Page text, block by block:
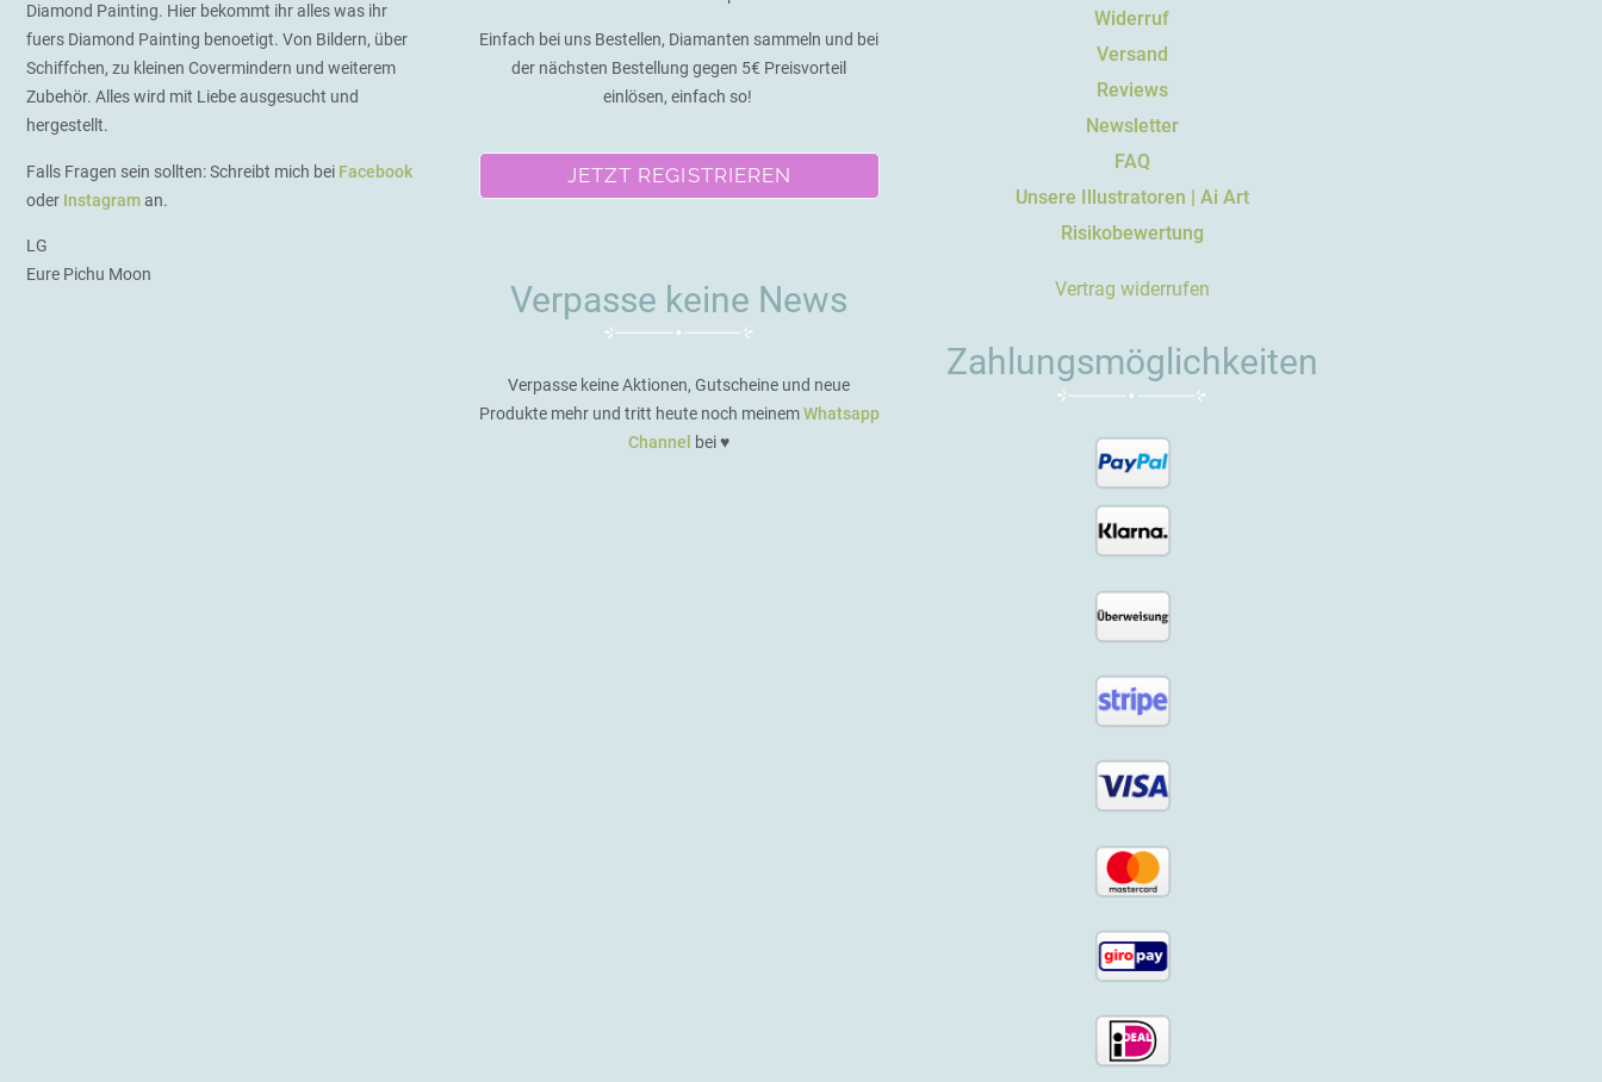
Diamond Painting. Hier bekommt ihr alles was ihr
fuers Diamond Painting benoetigt. Von Bildern, über
Schiffchen, zu kleinen Covermindern und weiterem
Zubehör. Alles wird mit Liebe ausgesucht und
hergestellt.
Falls Fragen sein sollten: Schreibt mich bei Facebook
oder Instagraman.
LG
Eure Pichu Moon
Einfach bei uns Bestellen, Diamanten sammeln und bei
der nächsten Bestellung gegen 5€ Preisvorteil
einlösen, einfach so!
JETZT REGISTRIEREN
Verpasse keine News
Verpasse keine Aktionen, Gutscheine und neue
Produkte mehr und tritt heute noch meinemWhatsapp
Channel bei ♥️
Widerruf
Versand
Reviews
Newsletter
FAQ
Unsere Illustratoren | Ai Art
Risikobewertung
Vertrag widerrufen
Zahlungsmöglichkeiten